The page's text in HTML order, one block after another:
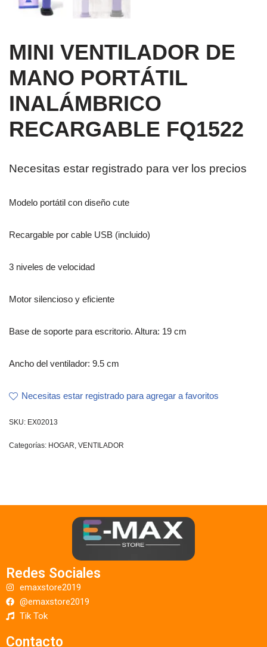
MINI VENTILADOR DE
MANO PORTÁTIL
INALÁMBRICO
RECARGABLE FQ1522
Necesitas estar registrado para ver los precios
Modelo portátil con diseño cute
Recargable por cable USB (incluido)
3 niveles de velocidad
Motor silencioso y eficiente
Base de soporte para escritorio. Altura: 19 cm
Ancho del ventilador: 9.5 cm
Necesitas estar registrado para agregar a favoritos
SKU: EX02013
Categorías: HOGAR, VENTILADOR
Redes Sociales
emaxstore2019
@emaxstore2019
Tik Tok
Contacto